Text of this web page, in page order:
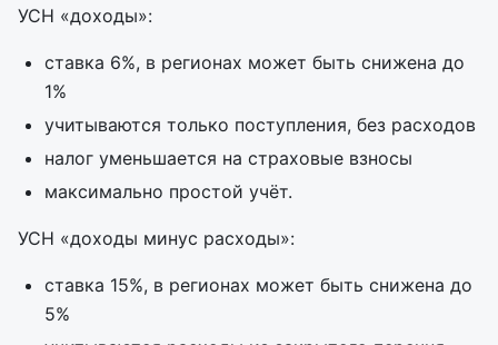
УСН «доходы»:
ставка 6%, в регионах может быть снижена до
1%
учитываются только поступления, без расходов
налог уменьшается на страховые взносы
максимально простой учёт.
УСН «доходы минус расходы»:
ставка 15%, в регионах может быть снижена до
5%